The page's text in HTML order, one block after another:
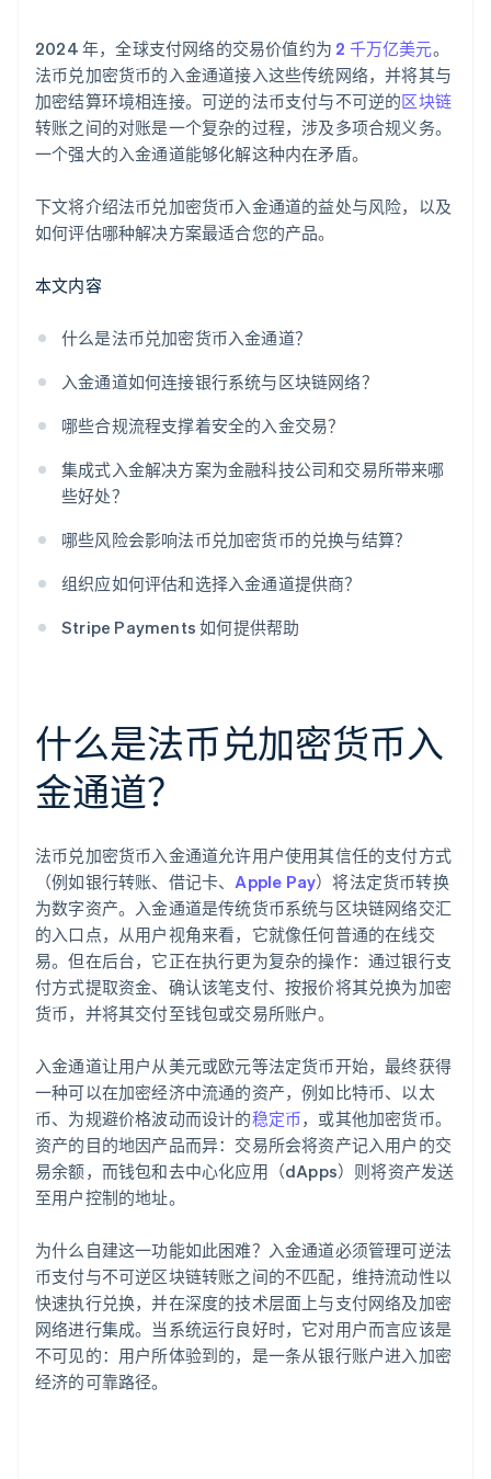
堆栈集成
2024 年，全球支付网络的交易价值约为 2 千万亿美元。
法币兑加密货币的入金通道接入这些传统网络，并将其与
加密结算环境相连接。可逆的法币支付与不可逆的区块链
转账之间的对账是一个复杂的过程，涉及多项合规义务。
一个强大的入金通道能够化解这种内在矛盾。
下文将介绍法币兑加密货币入金通道的益处与风险，以及
如何评估哪种解决方案最适合您的产品。
本文内容
什么是法币兑加密货币入金通道？
入金通道如何连接银行系统与区块链网络？
哪些合规流程支撑着安全的入金交易？
集成式入金解决方案为金融科技公司和交易所带来哪
些好处？
哪些风险会影响法币兑加密货币的兑换与结算？
组织应如何评估和选择入金通道提供商？
Stripe Payments 如何提供帮助
什么是法币兑加密货币入
金通道？
法币兑加密货币入金通道允许用户使用其信任的支付方式
（例如银行转账、借记卡、Apple Pay）将法定货币转换
为数字资产。入金通道是传统货币系统与区块链网络交汇
的入口点，从用户视角来看，它就像任何普通的在线交
易。但在后台，它正在执行更为复杂的操作：通过银行支
付方式提取资金、确认该笔支付、按报价将其兑换为加密
货币，并将其交付至钱包或交易所账户。
入金通道让用户从美元或欧元等法定货币开始，最终获得
一种可以在加密经济中流通的资产，例如比特币、以太
币、为规避价格波动而设计的稳定币，或其他加密货币。
资产的目的地因产品而异：交易所会将资产记入用户的交
易余额，而钱包和去中心化应用（dApps）则将资产发送
至用户控制的地址。
为什么自建这一功能如此困难？入金通道必须管理可逆法
币支付与不可逆区块链转账之间的不匹配，维持流动性以
快速执行兑换，并在深度的技术层面上与支付网络及加密
网络进行集成。当系统运行良好时，它对用户而言应该是
不可见的：用户所体验到的，是一条从银行账户进入加密
经济的可靠路径。